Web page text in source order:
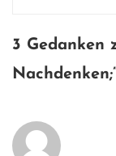
3 Gedanken
Nachdenken